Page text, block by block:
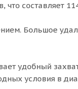
составляет
Большое
удобный
условия в